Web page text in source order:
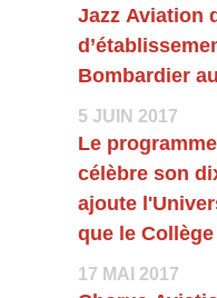
Jazz Aviation
Bombardier
5 JUIN 2017
Le
célèbre son
ajoute
que le
17 MAI 2017